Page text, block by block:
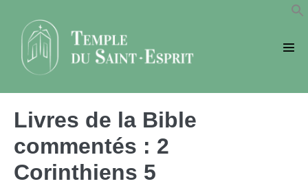
contenu
Livres de la Bible
commentés : 2
Corinthiens 5